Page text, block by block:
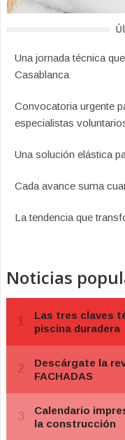
Una jornada técnica
Casablanca
Convocatoria urgente
especialistas
Una solución elástica
Cada avance suma
La tendencia que
Noticias